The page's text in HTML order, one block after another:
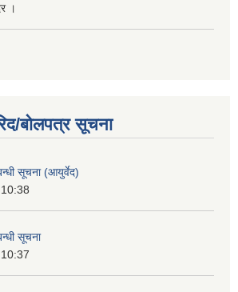
।
बोलपत्र सूचना
सूचना (आयुर्वेद)
सूचना